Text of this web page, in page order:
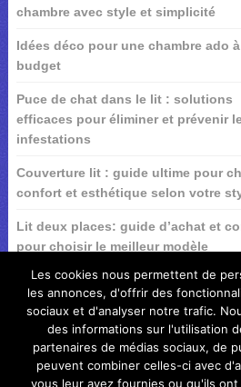
chambre avec style et simplicité
Idées déco pour une chambre ado
budget
Puce de chat dans le lit : solutions
efficaces pour éliminer et prévenir
infestations
Couverture lit : guide ultime pour
confort et esthétique selon votre
Lit deux places: guide d’achat et
pour choisir le meilleur modèle
Les cookies nous permettent de
les annonces, d'offrir des
sociaux et d'analyser notre trafic.
des informations sur l'utilisation
partenaires de médias sociaux, de
peuvent combiner celles-ci avec
vous leur avez fournies ou qu'ils